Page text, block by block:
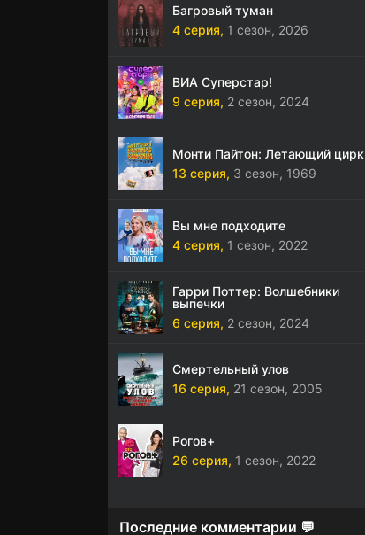
Багровый туман
4 серия, 1 сезон, 2026
ВИА Суперстар!
9 серия, 2 сезон, 2024
Монти Пайтон: Летающий цирк
13 серия, 3 сезон, 1969
Вы мне подходите
4 серия, 1 сезон, 2022
Гарри Поттер: Волшебники
выпечки
6 серия, 2 сезон, 2024
Смертельный улов
16 серия, 21 сезон, 2005
Рогов+
26 серия, 1 сезон, 2022
Последние комментарии 💬